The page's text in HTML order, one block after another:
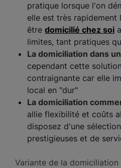
pratique lorsque l'on
elle est très rapidement
être domicilié chez soi
limites, tant pratiques
La domiciliation dans
cependant cette
contraignante car elle
local en "dur"
La domiciliation
allie flexibilité et coûts
disposez d'une
prestigieuses et de
Variante de la domiciliation